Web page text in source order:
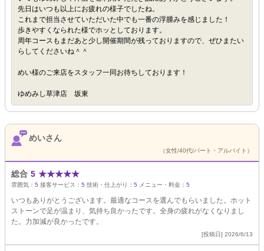
先日はいつも以上にお疲れの様子でしたね。
これまで担当させていただいた中でも一番の浮腫みを感じました！
歩きやすくなられた様でホッとしております。
周年コースもまだあと少し開催期間が残っておりますので、ぜひまたい
らしてくださいね＾＾
めい様のご来店をスタッフ一同お待ちしております！
ゆめみし草津店 坂東
めいさん
（女性/40代/パート・アルバイト）
総合 5 ★★★★★
雰囲気： 5 接客サービス： 5 技術・仕上がり： 5 メニュー・料金： 5
いつもありがとうございます。最適なコースを選んでもらいました。ホット
ストーンで足が温まり、気持ち良かったです。全身の疲れがなくなりまし
た。力加減が良かったです。
[投稿日] 2026/6/13